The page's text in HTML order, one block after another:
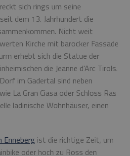
sich rings um seine
dem 13. Jahrhundert die
Nicht weit
Kirche mit barocker Fassade
erhebt sich die Statue der
die Jeanne d'Arc Tirols.
im Gadertal sind neben
La Gran Ciasa oder Schloss Ras
ladinische Wohnhäuser, einen
Enneberg ist die richtige Zeit, um
oder hoch zu Ross den